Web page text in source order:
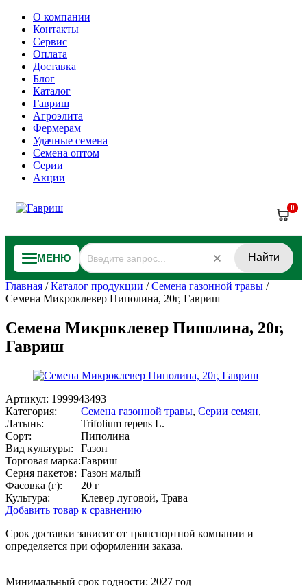
О компании
Контакты
Сервис
Оплата
Доставка
Блог
Каталог
Гавриш
Агроэлита
Фермерам
Удачные семена
Семена оптом
Серии
Акции
0
МЕНЮ Найти
Главная /Каталог продукции /Семена газонной травы /
Семена Микроклевер Пиполина, 20г, Гавриш
Семена Микроклевер Пиполина, 20г,
Гавриш
Артикул: 1999943493
Категория:
Семена газонной травы, Серии семян,
Латынь:
Trifolium repens L.
Сорт:
Пиполина
Вид культуры:
Газон
Торговая марка:Гавриш
Серия пакетов: Газон малый
Фасовка (г):
20 г
Культура:
Клевер луговой, Трава
Добавить товар к сравнению
Срок доставки зависит от транспортной компании и
определяется при оформлении заказа.
Минимальный срок годности: 2027 год